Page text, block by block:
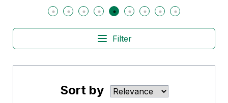
Filter
Sort by